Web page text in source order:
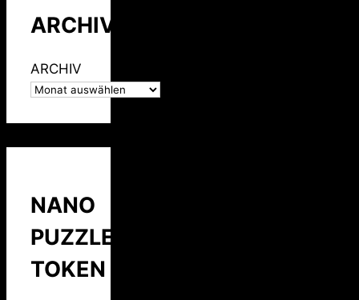
ARCHIV
ARCHIV
NANO
PUZZLE
TOKEN